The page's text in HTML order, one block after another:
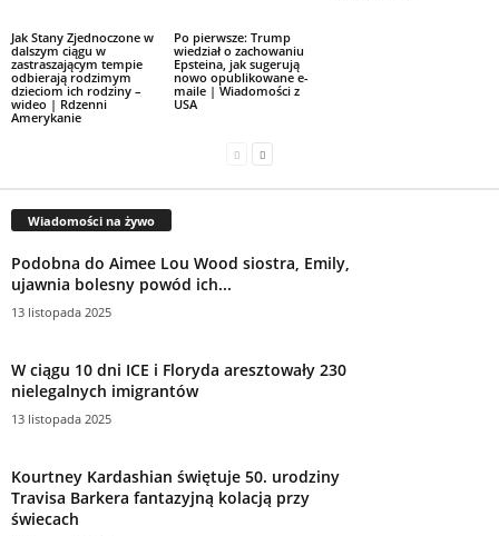
Jak Stany Zjednoczone w
dalszym ciągu w
zastraszającym tempie
odbierają rodzimym
dzieciom ich rodziny –
wideo | Rdzenni
Amerykanie
Po pierwsze: Trump
wiedział o zachowaniu
Epsteina, jak sugerują
nowo opublikowane e-
maile | Wiadomości z
USA
Wiadomości na żywo
Podobna do Aimee Lou Wood siostra, Emily,
ujawnia bolesny powód ich...
13 listopada 2025
W ciągu 10 dni ICE i Floryda aresztowały 230
nielegalnych imigrantów
13 listopada 2025
Kourtney Kardashian świętuje 50. urodziny
Travisa Barkera fantazyjną kolacją przy
świecach